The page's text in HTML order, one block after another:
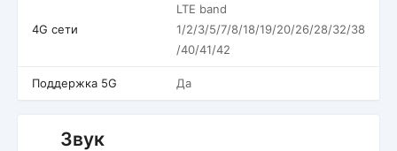
4G сети
LTE band
1/2/3/5/7/8/18/19/20/26/28/32/38
/40/41/42
Поддержка 5G Да
Звук